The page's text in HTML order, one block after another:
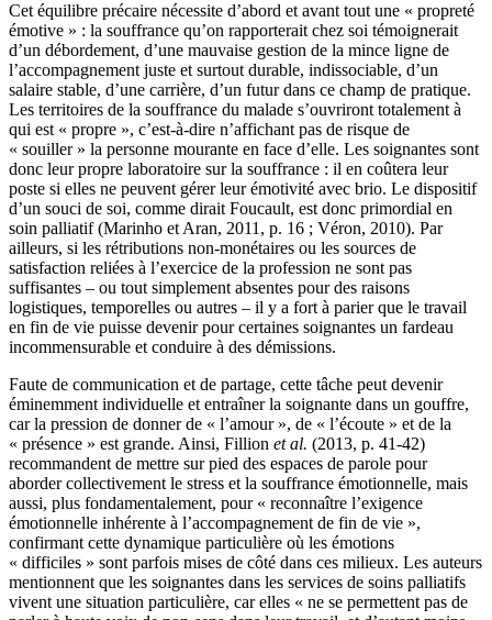
Cet équilibre précaire nécessite d’abord et avant tout une « propreté
émotive » : la souffrance qu’on rapporterait chez soi témoignerait
d’un débordement, d’une mauvaise gestion de la mince ligne de
l’accompagnement juste et surtout durable, indissociable, d’un
salaire stable, d’une carrière, d’un futur dans ce champ de pratique.
Les territoires de la souffrance du malade s’ouvriront totalement à
qui est « propre », c’est-à-dire n’affichant pas de risque de
« souiller » la personne mourante en face d’elle. Les soignantes sont
donc leur propre laboratoire sur la souffrance : il en coûtera leur
poste si elles ne peuvent gérer leur émotivité avec brio. Le dispositif
d’un souci de soi, comme dirait Foucault, est donc primordial en
soin palliatif (Marinho et Aran, 2011, p. 16 ; Véron, 2010). Par
ailleurs, si les rétributions non-monétaires ou les sources de
satisfaction reliées à l’exercice de la profession ne sont pas
suffisantes – ou tout simplement absentes pour des raisons
logistiques, temporelles ou autres – il y a fort à parier que le travail
en fin de vie puisse devenir pour certaines soignantes un fardeau
incommensurable et conduire à des démissions.
Faute de communication et de partage, cette tâche peut devenir
éminemment individuelle et entraîner la soignante dans un gouffre,
car la pression de donner de « l’amour », de « l’écoute » et de la
« présence » est grande. Ainsi, Fillion et al. (2013, p. 41-42)
recommandent de mettre sur pied des espaces de parole pour
aborder collectivement le stress et la souffrance émotionnelle, mais
aussi, plus fondamentalement, pour « reconnaître l’exigence
émotionnelle inhérente à l’accompagnement de fin de vie »,
confirmant cette dynamique particulière où les émotions
« difficiles » sont parfois mises de côté dans ces milieux. Les auteurs
mentionnent que les soignantes dans les services de soins palliatifs
vivent une situation particulière, car elles « ne se permettent pas de